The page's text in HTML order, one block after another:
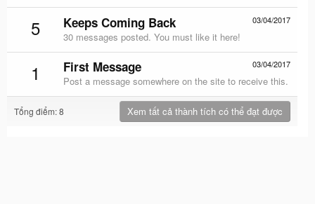
5 03/04/2017
Keeps Coming Back
30 messages posted. You must like it here!
1 03/04/2017
First Message
Post a message somewhere on the site to receive this.
Tổng điểm: 8 Xem tất cả thành tích có thể đạt được